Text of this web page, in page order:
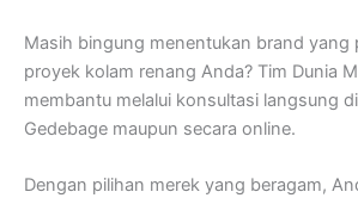
Masih bingung menentukan brand yang
proyek kolam renang Anda? Tim Dunia
membantu melalui konsultasi langsung
Gedebage maupun secara online.
Dengan pilihan merek yang beragam,